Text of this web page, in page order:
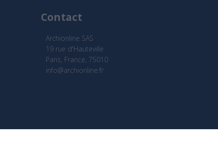
Contact
Archionline SAS
19 rue d'Hauteville
Paris, France, 75010
info@archionline.fr